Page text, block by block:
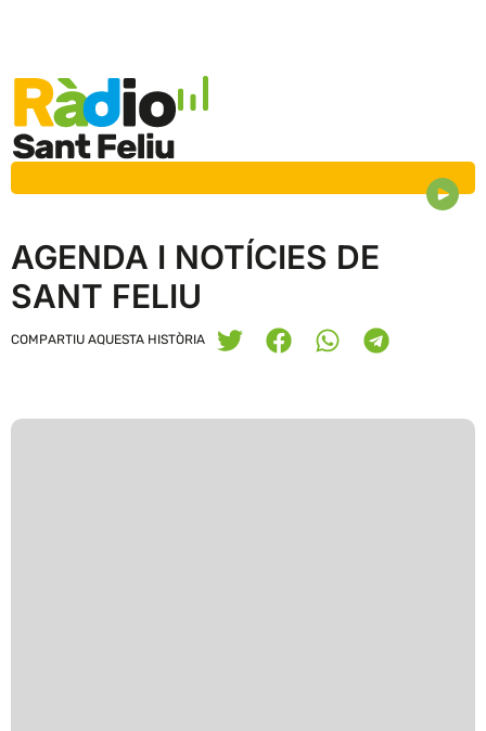
AGENDA I NOTÍCIES DE
SANT FELIU
COMPARTIU AQUESTA HISTÒRIA